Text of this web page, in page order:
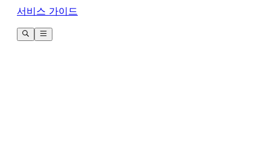
서비스 가이드